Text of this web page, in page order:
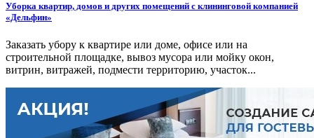
Уборка квартир, домов и других помещений с клининговой компанией
«Дельфин»
Заказать убору к квартире или доме, офисе или на
строительной площадке, вывоз мусора или мойку окон,
витрин, витражей, подмести территорию, участок...